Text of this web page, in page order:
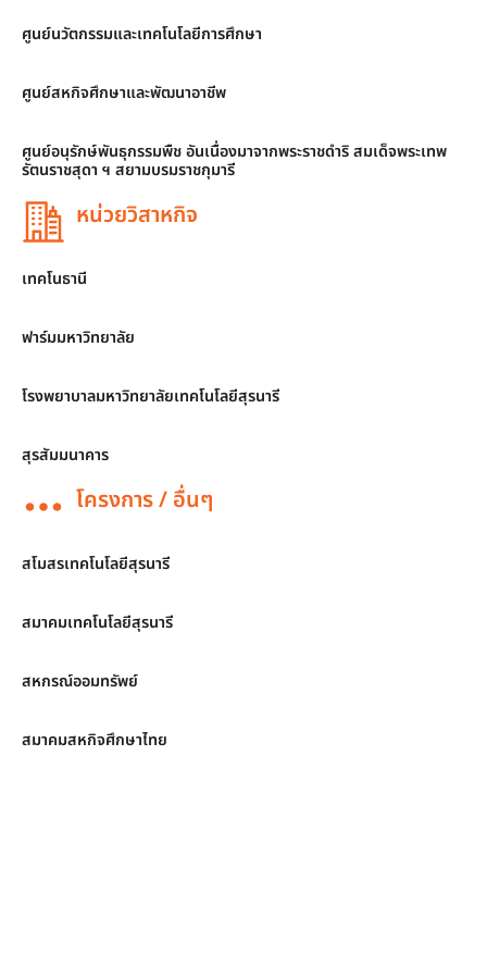
ศูนย์นวัตกรรมและเทคโนโลยีการศึกษา
ศูนย์สหกิจศึกษาและพัฒนาอาชีพ
ศูนย์อนุรักษ์พันธุกรรมพืช อันเนื่องมาจากพระราชดำริ สมเด็จพระเทพ
รัตนราชสุดา ฯ สยามบรมราชกุมารี
หน่วยวิสาหกิจ
เทคโนธานี
ฟาร์มมหาวิทยาลัย
โรงพยาบาลมหาวิทยาลัยเทคโนโลยีสุรนารี
สุรสัมมนาคาร
โครงการ / อื่นๆ
สโมสรเทคโนโลยีสุรนารี
สมาคมเทคโนโลยีสุรนารี
สหกรณ์ออมทรัพย์
สมาคมสหกิจศึกษาไทย